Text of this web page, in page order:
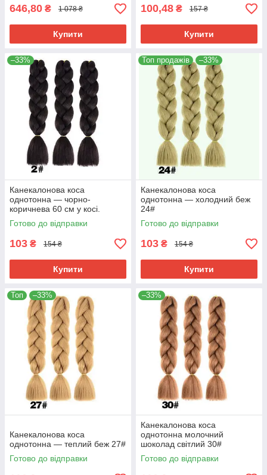
646,80 ₴ 1 078 ₴
Купити
100,48 ₴ 157 ₴
Купити
–33%
Канекалонова коса
однотонна — чорно-
коричнева 60 см у косі.
Термостійкий. 2#
Готово до відправки
103 ₴ 154 ₴
Купити
Топ продажів –33%
Канекалонова коса
однотонна — холодний беж
24#
Готово до відправки
103 ₴ 154 ₴
Купити
Топ –33%
Канекалонова коса
однотонна — теплий беж 27#
Готово до відправки
–33%
Канекалонова коса
однотонна молочний
шоколад світлий 30#
Готово до відправки